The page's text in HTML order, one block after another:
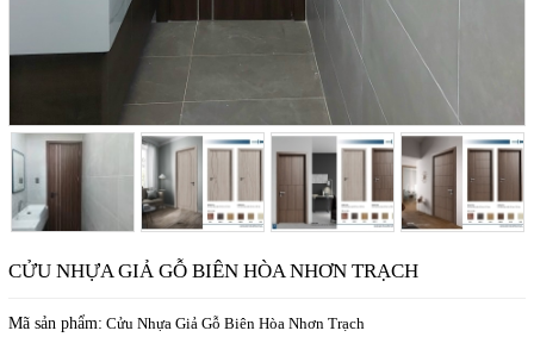
CỬU NHỰA GIẢ GỖ BIÊN HÒA NHƠN TRẠCH
Mã sản phẩm: Cửu Nhựa Giả Gỗ Biên Hòa Nhơn Trạch